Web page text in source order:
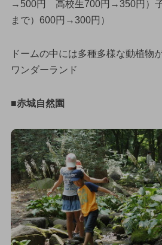
→500円 高校生700円→350円）
まで）600円→300円）
ドームの中には多種多様な動植物
ワンダーランド
■赤城自然園